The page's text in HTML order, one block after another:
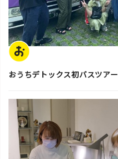
おうちデトックス初バスツアー
スタッフ活動日誌